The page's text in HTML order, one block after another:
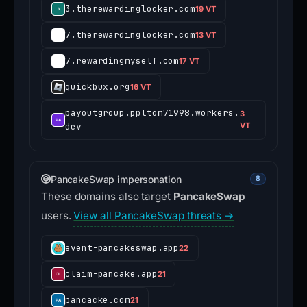
3.therewardinglocker.com19 VT
7.therewardinglocker.com13 VT
7.rewardingmyself.com17 VT
quickbux.org16 VT
payoutgroup.ppltom71998.workers.
dev
3
VT
PancakeSwap impersonation 8
These domains also target PancakeSwap
users.View all PancakeSwap threats →
event-pancakeswap.app22
claim-pancake.app21
pancacke.com21